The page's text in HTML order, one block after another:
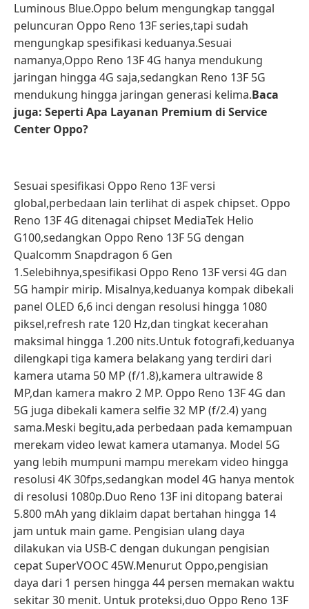
Luminous Blue.Oppo belum mengungkap tanggal
peluncuran Oppo Reno 13F series,tapi sudah
mengungkap spesifikasi keduanya.Sesuai
namanya,Oppo Reno 13F 4G hanya mendukung
jaringan hingga 4G saja,sedangkan Reno 13F 5G
mendukung hingga jaringan generasi kelima.Baca
juga: Seperti Apa Layanan Premium di Service
Center Oppo?
Sesuai spesifikasi Oppo Reno 13F versi
global,perbedaan lain terlihat di aspek chipset. Oppo
Reno 13F 4G ditenagai chipset MediaTek Helio
G100,sedangkan Oppo Reno 13F 5G dengan
Qualcomm Snapdragon 6 Gen
1.Selebihnya,spesifikasi Oppo Reno 13F versi 4G dan
5G hampir mirip. Misalnya,keduanya kompak dibekali
panel OLED 6,6 inci dengan resolusi hingga 1080
piksel,refresh rate 120 Hz,dan tingkat kecerahan
maksimal hingga 1.200 nits.Untuk fotografi,keduanya
dilengkapi tiga kamera belakang yang terdiri dari
kamera utama 50 MP (f/1.8),kamera ultrawide 8
MP,dan kamera makro 2 MP. Oppo Reno 13F 4G dan
5G juga dibekali kamera selfie 32 MP (f/2.4) yang
sama.Meski begitu,ada perbedaan pada kemampuan
merekam video lewat kamera utamanya. Model 5G
yang lebih mumpuni mampu merekam video hingga
resolusi 4K 30fps,sedangkan model 4G hanya mentok
di resolusi 1080p.Duo Reno 13F ini ditopang baterai
5.800 mAh yang diklaim dapat bertahan hingga 14
jam untuk main game. Pengisian ulang daya
dilakukan via USB-C dengan dukungan pengisian
cepat SuperVOOC 45W.Menurut Oppo,pengisian
daya dari 1 persen hingga 44 persen memakan waktu
sekitar 30 menit. Untuk proteksi,duo Oppo Reno 13F